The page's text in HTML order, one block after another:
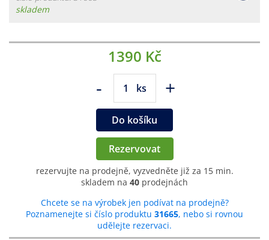
skladem
1390 Kč
- ks +
Do košíku
Rezervovat
rezervujte na prodejně, vyzvedněte již za 15 min.
skladem na 40 prodejnách
Chcete se na výrobek jen podívat na prodejně?
Poznamenejte si číslo produktu 31665, nebo si rovnou
udělejte rezervaci.